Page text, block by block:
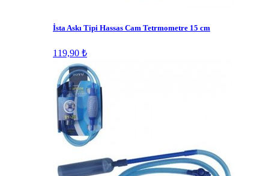
İsta Askı Tipi Hassas Cam Tetrmometre 15 cm
119,90 ₺